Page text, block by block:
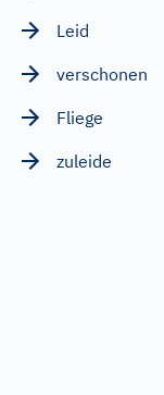
Leid
verschonen
Fliege
zuleide